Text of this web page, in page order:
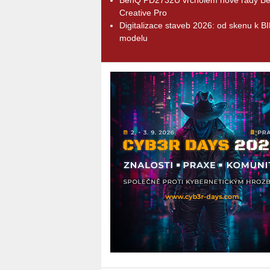
Creative Pro
Digitalizace staveb 2026: od skenu k
modelu